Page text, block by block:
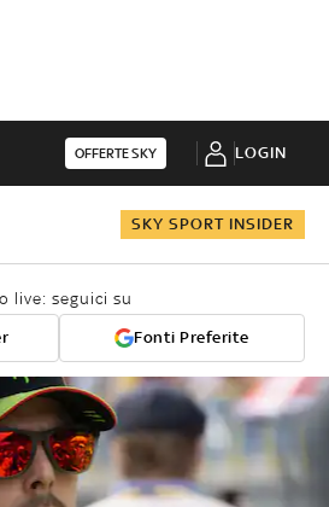
OFFERTE SKY LOGIN
SKY SPORT INSIDER
live: seguici su
Fonti Preferite